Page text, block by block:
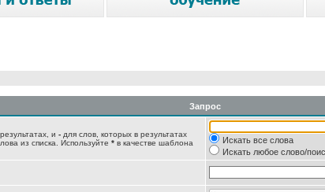
Запрос
и - для слов, которых в результатах
из списка. Используйте * в качестве шаблона
Искать все слова
Искать любое слово/